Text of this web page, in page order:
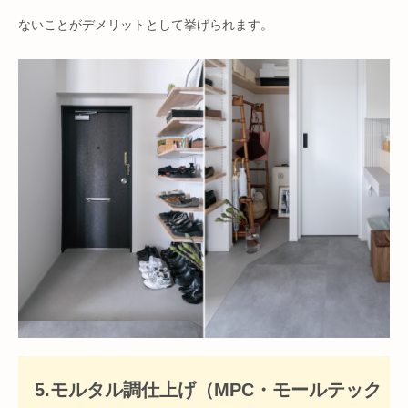
ないことがデメリットとして挙げられます。
5.モルタル調仕上げ（MPC・モールテック